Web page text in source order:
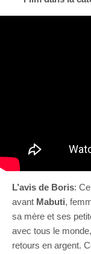
L’avis de Boris:
avant Mabuti,
sa mère et ses
avec tous le
retours en argent.